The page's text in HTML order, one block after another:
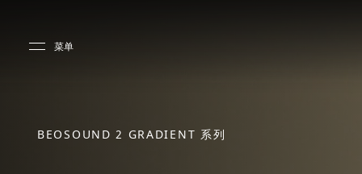
菜单
BEOSOUND 2 GRADIENT 系列